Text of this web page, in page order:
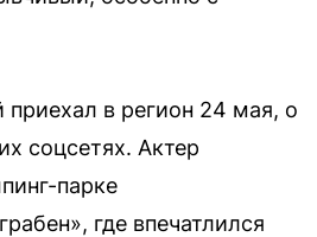
в регион 24 мая, о
соцсетях. Актер
парке
где впечатлился